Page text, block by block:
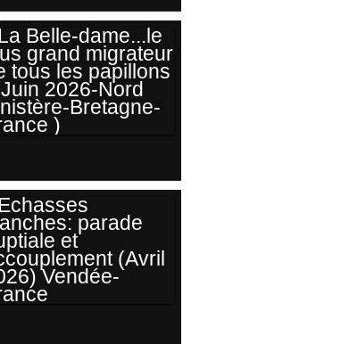
MARTIN PÊCHEUR
D'EUROPE SOUS
UNE BELLE
LUMIÈRE AU
SOLEIL LEVANT
BRETAGNE -
FRANCE )
LA BELLE-
DAME...LE PLUS
GRAND
MIGRATEUR DE
TOUS LES